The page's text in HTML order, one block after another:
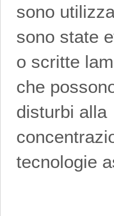
sono
sono state
o scritte
che
disturbi alla
tecnologie